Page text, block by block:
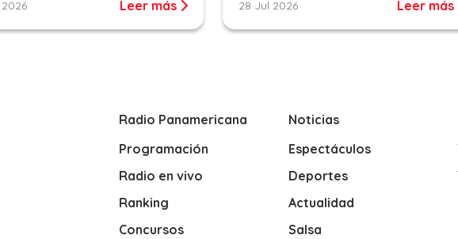
Leer más 28 Jul 2026 Leer más
Radio Panamericana
Programación
Radio en vivo
Ranking
Concursos
Noticias
Espectáculos
Deportes
Actualidad
Salsa